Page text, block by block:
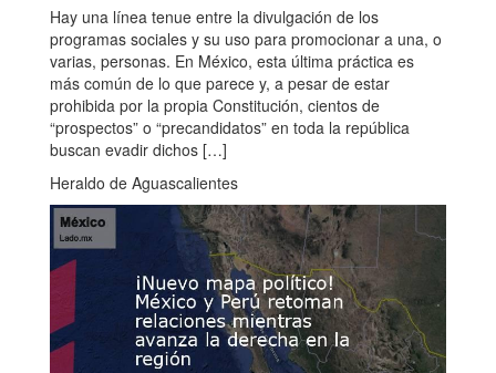
Hay una línea tenue entre la divulgación de los
programas sociales y su uso para promocionar a una, o
varias, personas. En México, esta última práctica es
más común de lo que parece y, a pesar de estar
prohibida por la propia Constitución, cientos de
“prospectos” o “precandidatos” en toda la república
buscan evadir dichos […]
Heraldo de Aguascalientes